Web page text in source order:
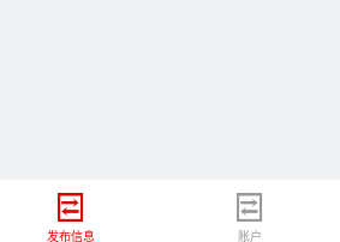
发布信息 账户